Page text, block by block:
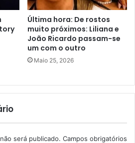
Última hora: De rostos
muito próximos: Liliana e
João Ricardo passam-se
um com o outro
Maio 25, 2026
será publicado. Campos obrigatórios